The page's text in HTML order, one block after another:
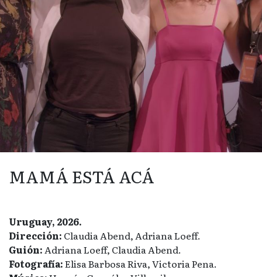
MAMÁ ESTÁ ACÁ
Uruguay, 2026.
Dirección: Claudia Abend, Adriana Loeff.
Guión:Adriana Loeff, Claudia Abend.
Fotografía:Elisa Barbosa Riva, Victoria Pena.